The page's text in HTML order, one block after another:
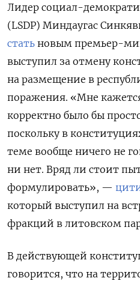
Лидер социал-
(LSDP) Миндаугас
стать новым премьер-
выступил за отмену
на размещение в
поражения. «Мне
корректно было бы
поскольку в
теме вообще ничего не
ни нет. Вряд ли стоит
формулировать», —
который выступил на
фракций в литовском
В действующей
говорится, что на